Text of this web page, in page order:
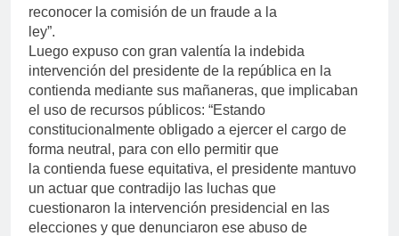
reconocer la comisión de un fraude a la
ley”.
Luego expuso con gran valentía la indebida
intervención del presidente de la república en la
contienda mediante sus mañaneras, que implicaban
el uso de recursos públicos: “Estando
constitucionalmente obligado a ejercer el cargo de
forma neutral, para con ello permitir que
la contienda fuese equitativa, el presidente mantuvo
un actuar que contradijo las luchas que
cuestionaron la intervención presidencial en las
elecciones y que denunciaron ese abuso de